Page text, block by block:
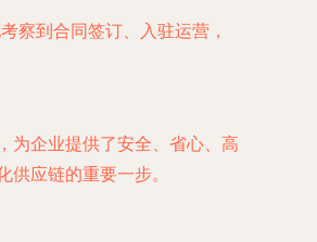
察到合同签订、入驻运营，
为企业提供了安全、省心、高
应链的重要一步。